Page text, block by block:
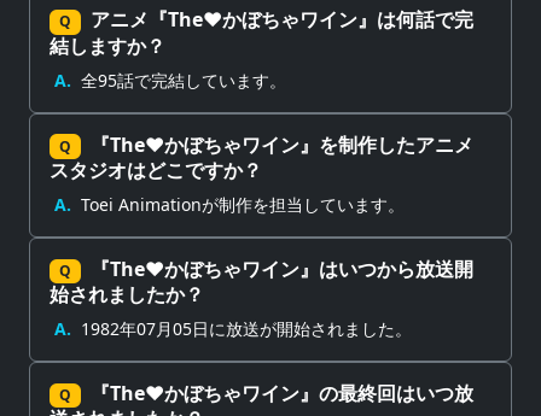
Q
アニメ『The♥かぼちゃワイン』は何話で完
結しますか？
A. 全95話で完結しています。
Q
『The♥かぼちゃワイン』を制作したアニメ
スタジオはどこですか？
A. Toei Animationが制作を担当しています。
Q
『The♥かぼちゃワイン』はいつから放送開
始されましたか？
A. 1982年07月05日に放送が開始されました。
Q
『The♥かぼちゃワイン』の最終回はいつ放